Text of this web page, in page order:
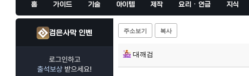
홈 가이드 기술 아이템 제작 요리 · 연금 지식
검은사막 인벤
로그인하고
출석보상 받으세요!
주소보기 복사
대깨검